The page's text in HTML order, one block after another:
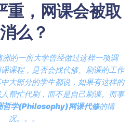
重，网课会被取
消么？
的一所大学曾经做过这样一项调
课程，是否会找代修、刷课的工作
大部分的学生都说，如果有这样的
帮忙代刷，而不是自己刷课。而事
哲学(Philosophy)网课代修的情
况。。。